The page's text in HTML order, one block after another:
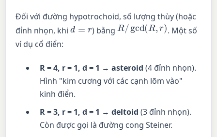
Đối với đường hypotrochoid, số lượng thùy (hoặc
đỉnh nhọn, khid=r ) bằng
R/gcd(R,r )
. Một số
ví dụ cổ điển:
R = 4, r = 1, d = 1 → asteroid (4 đỉnh nhọn).
Hình "kim cương với các cạnh lõm vào"
kinh điển.
R = 3, r = 1, d = 1 → deltoid (3 đỉnh nhọn).
Còn được gọi là đường cong Steiner.